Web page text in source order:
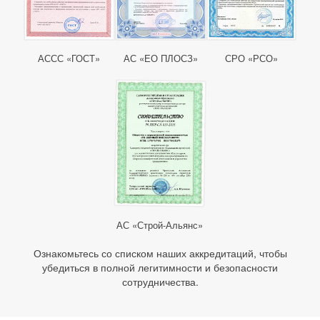
АССС «ГОСТ» АС «ЕО ПЛОСЗ» СРО «РСО»
АС «Строй-Альянс»
Ознакомьтесь со списком наших аккредитаций, чтобы
убедиться в полной легитимности и безопасности
сотрудничества.